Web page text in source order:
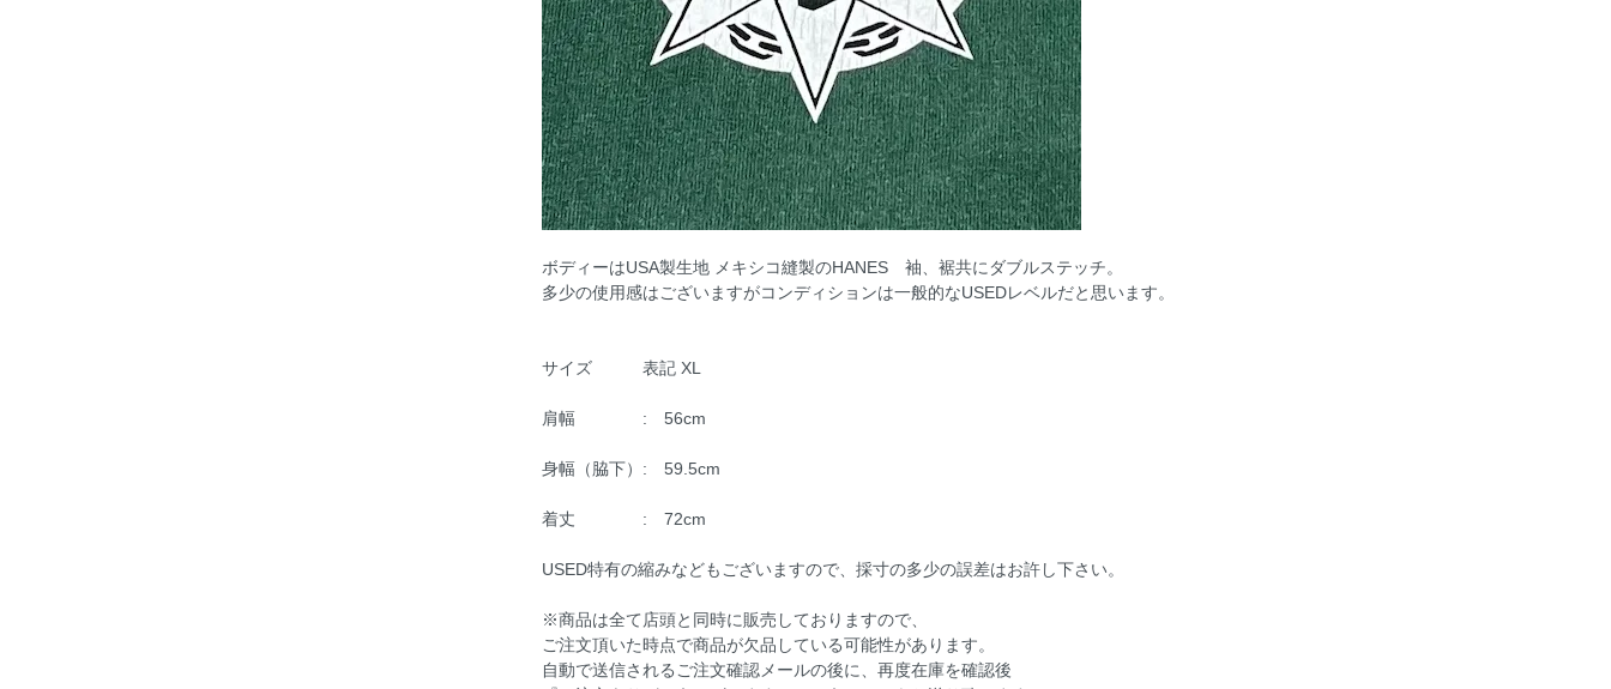
ボディーはUSA製生地 メキシコ縫製のHANES 袖、裾共にダブルステッチ。
多少の使用感はございますがコンディションは一般的なUSEDレベルだと思います。
サイズ 表記 XL
肩幅 : 56cm
身幅（脇下）: 59.5cm
着丈 : 72cm
USED特有の縮みなどもございますので、採寸の多少の誤差はお許し下さい。
※商品は全て店頭と同時に販売しておりますので、
ご注文頂いた時点で商品が欠品している可能性があります。
自動で送信されるご注文確認メールの後に、再度在庫を確認後